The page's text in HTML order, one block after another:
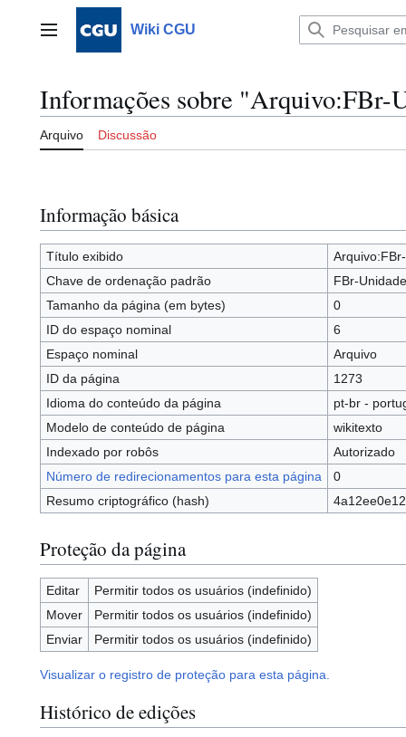
Menu principalWiki CGU
Informações sobre "Arquivo:FBr-
Arquivo Discussão
Informação básica
Título exibido
Chave de ordenação padrão
FBr-
Tamanho da página (em bytes)
0
ID do espaço nominal
6
Espaço nominal
Arquivo
ID da página
1273
Idioma do conteúdo da página
pt-br -
Modelo de conteúdo de página
wikitexto
Indexado por robôs
Autorizado
Número de redirecionamentos para esta página
0
Resumo criptográfico (hash)
Proteção da página
Editar
Permitir todos os usuários (indefinido)
Mover
Permitir todos os usuários (indefinido)
Enviar
Permitir todos os usuários (indefinido)
Visualizar o registro de proteção para esta página.
Histórico de edições